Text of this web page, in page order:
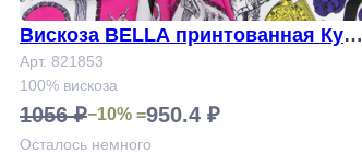
Вискоза BELLA принтованная Купо
н 0,52 Арт. 821853
Арт. 821853
100% вискоза
1056 ₽−10% =950.4 ₽
Осталось немного